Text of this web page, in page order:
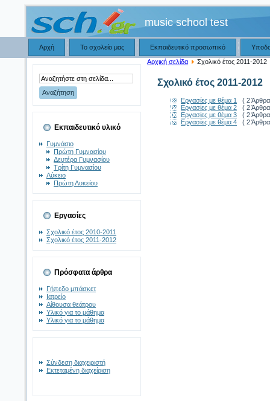
music school test
Αρχή Το σχολείο μας Εκπαιδευτικό προσωπικό
Εκπαιδευτικό υλικό
Γυμνάσιο
Πρώτη Γυμνασίου
Δευτέρα Γυμνασίου
Τρίτη Γυμνασίου
Λύκειο
Πρώτη Λυκείου
Εργασίες
Σχολικό έτος 2010-2011
Σχολικό έτος 2011-2012
Πρόσφατα άρθρα
Γήπεδο μπάσκετ
Ιατρείο
Αίθουσα θεάτρου
Υλικό για το μάθημα
Υλικό για το μάθημα
Σύνδεση διαχειριστή
Εκτεταμένη διαχείριση
Αρχική σελίδα Σχολικό έτος 2011-2012
Σχολικό έτος 2011-2012
Εργασίες με θέμα 1
( 2
Εργασίες με θέμα 2
( 2
Εργασίες με θέμα 3
( 2
Εργασίες με θέμα 4
( 2